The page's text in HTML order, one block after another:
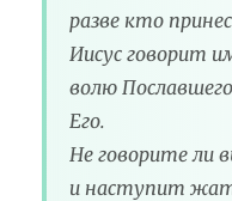
разве кто
Иисус говорит
волю
Его.
Не говорите ли
и наступит